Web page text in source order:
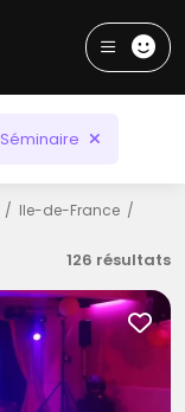
Séminaire
Ile-de-France
126 résultats